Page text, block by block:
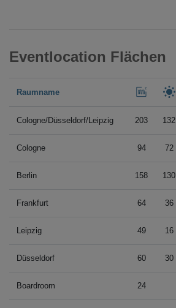
Eventlocation Flächen
Raumname
Cologne/Düsseldorf/Leipzig 203 132
Cologne 94 72
Berlin 158 130
Frankfurt 64 36
Leipzig 49 16
Düsseldorf 60 30
Boardroom 24